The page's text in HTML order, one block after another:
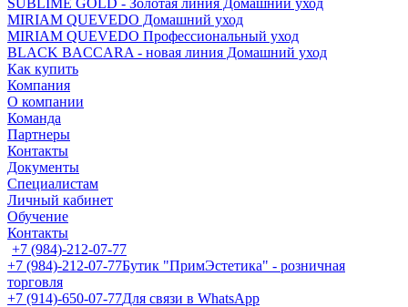
SUBLIME GOLD - Золотая линия Домашний уход
MIRIAM QUEVEDO Домашний уход
MIRIAM QUEVEDO Профессиональный уход
BLACK BACCARA - новая линия Домашний уход
Как купить
Компания
О компании
Команда
Партнеры
Контакты
Документы
Специалистам
Личный кабинет
Обучение
Контакты
+7 (984)-212-07-77
+7 (984)-212-07-77Бутик "ПримЭстетика" - розничная
торговля
+7 (914)-650-07-77Для связи в WhatsApp